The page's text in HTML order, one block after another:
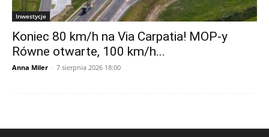
Inwestycje
Koniec 80 km/h na Via Carpatia! MOP-y
Równe otwarte, 100 km/h...
Anna Miler - 7 sierpnia 2026 18:00